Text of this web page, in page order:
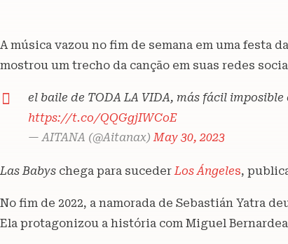
A música vazou no fim de semana em uma festa
mostrou um trecho da canção em suas redes
el baile de TODA LA VIDA, más fácil imposible
https://t.co/QQGgjIWCoE
— AITANA (@Aitanax)May 30, 2023
Las Babys chega para suceder Los Ángeles,
No fim de 2022, a namorada de Sebastián Yatra
Ela protagonizou a história com Miguel